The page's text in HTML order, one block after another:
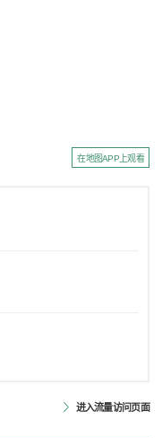
在地图APP上观看
进入流量访问页面